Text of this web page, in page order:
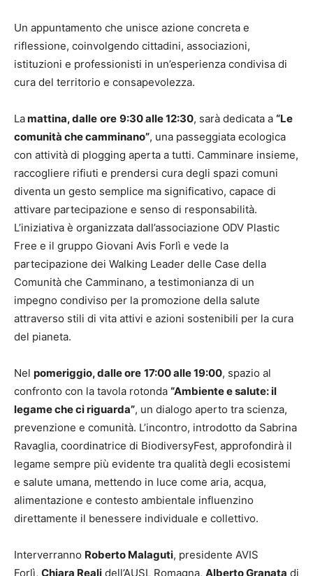
Un appuntamento che unisce azione concreta e
riflessione, coinvolgendo cittadini, associazioni,
istituzioni e professionisti in un’esperienza condivisa di
cura del territorio e consapevolezza.
Lamattina, dalle ore 9:30 alle 12:30, sarà dedicata a “Le
comunità che camminano”, una passeggiata ecologica
con attività di plogging aperta a tutti. Camminare insieme,
raccogliere rifiuti e prendersi cura degli spazi comuni
diventa un gesto semplice ma significativo, capace di
attivare partecipazione e senso di responsabilità.
L’iniziativa è organizzata dall’associazione ODV Plastic
Free e il gruppo Giovani Avis Forlì e vede la
partecipazione dei Walking Leader delle Case della
Comunità che Camminano, a testimonianza di un
impegno condiviso per la promozione della salute
attraverso stili di vita attivi e azioni sostenibili per la cura
del pianeta.
Nel pomeriggio, dalle ore 17:00 alle 19:00, spazio al
confronto con la tavola rotonda “Ambiente e salute: il
legame che ci riguarda”, un dialogo aperto tra scienza,
prevenzione e comunità. L’incontro, introdotto da Sabrina
Ravaglia, coordinatrice di BiodiversyFest, approfondirà il
legame sempre più evidente tra qualità degli ecosistemi
e salute umana, mettendo in luce come aria, acqua,
alimentazione e contesto ambientale influenzino
direttamente il benessere individuale e collettivo.
Interverranno Roberto Malaguti, presidente AVIS
Forlì, Chiara Reali dell’AUSL Romagna, Alberto Granata di